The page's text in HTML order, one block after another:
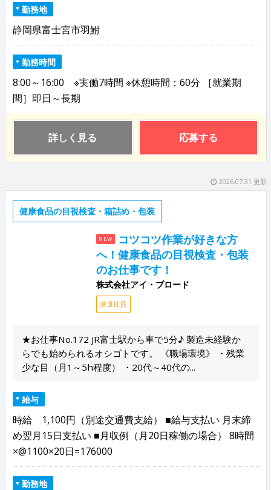
勤務地
静岡県富士宮市羽鮒
勤務時間
8:00～16:00 ※実働7時間 ※休憩時間：60分 ［就業期
間］即日～長期
詳しく見る 応募する
2026.07.31 更新
健康食品の目視検査・箱詰め・包装
NEW
コツコツ作業が好きな方
へ！健康食品の目視検査・包装
のお仕事です！
株式会社アイ・ブロード
派遣社員
★お仕事No.172 JR富士駅から車で5分♪ 製造未経験か
らでも始められるオシゴトです。 《職場環境》 ・残業
少な目（月1～5h程度） ・20代～40代の...
給与
時給 1,100円（別途交通費支給） ■給与支払い 月末締
め翌月15日支払い ■月収例（月20日稼働の場合） 8時間
×@1100×20日=176000
勤務地